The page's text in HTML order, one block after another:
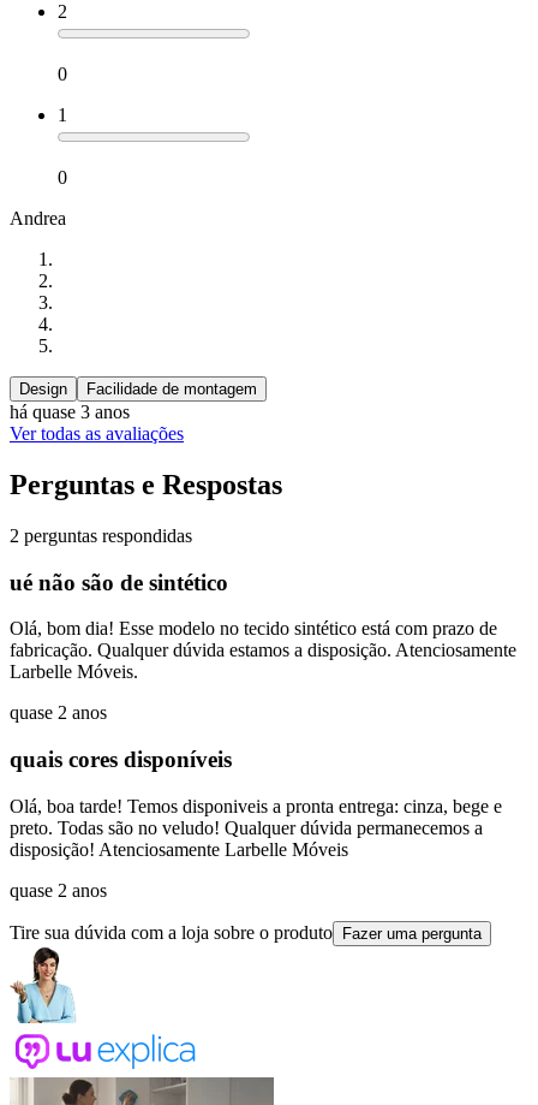
2
0
1
0
Andrea
Design Facilidade de montagem
há quase 3 anos
Ver todas as avaliações
Perguntas e Respostas
2 perguntas respondidas
ué não são de sintético
Olá, bom dia! Esse modelo no tecido sintético está com prazo de
fabricação. Qualquer dúvida estamos a disposição. Atenciosamente
Larbelle Móveis.
quase 2 anos
quais cores disponíveis
Olá, boa tarde! Temos disponiveis a pronta entrega: cinza, bege e
preto. Todas são no veludo! Qualquer dúvida permanecemos a
disposição! Atenciosamente Larbelle Móveis
quase 2 anos
Tire sua dúvida com a loja sobre o produto Fazer uma pergunta